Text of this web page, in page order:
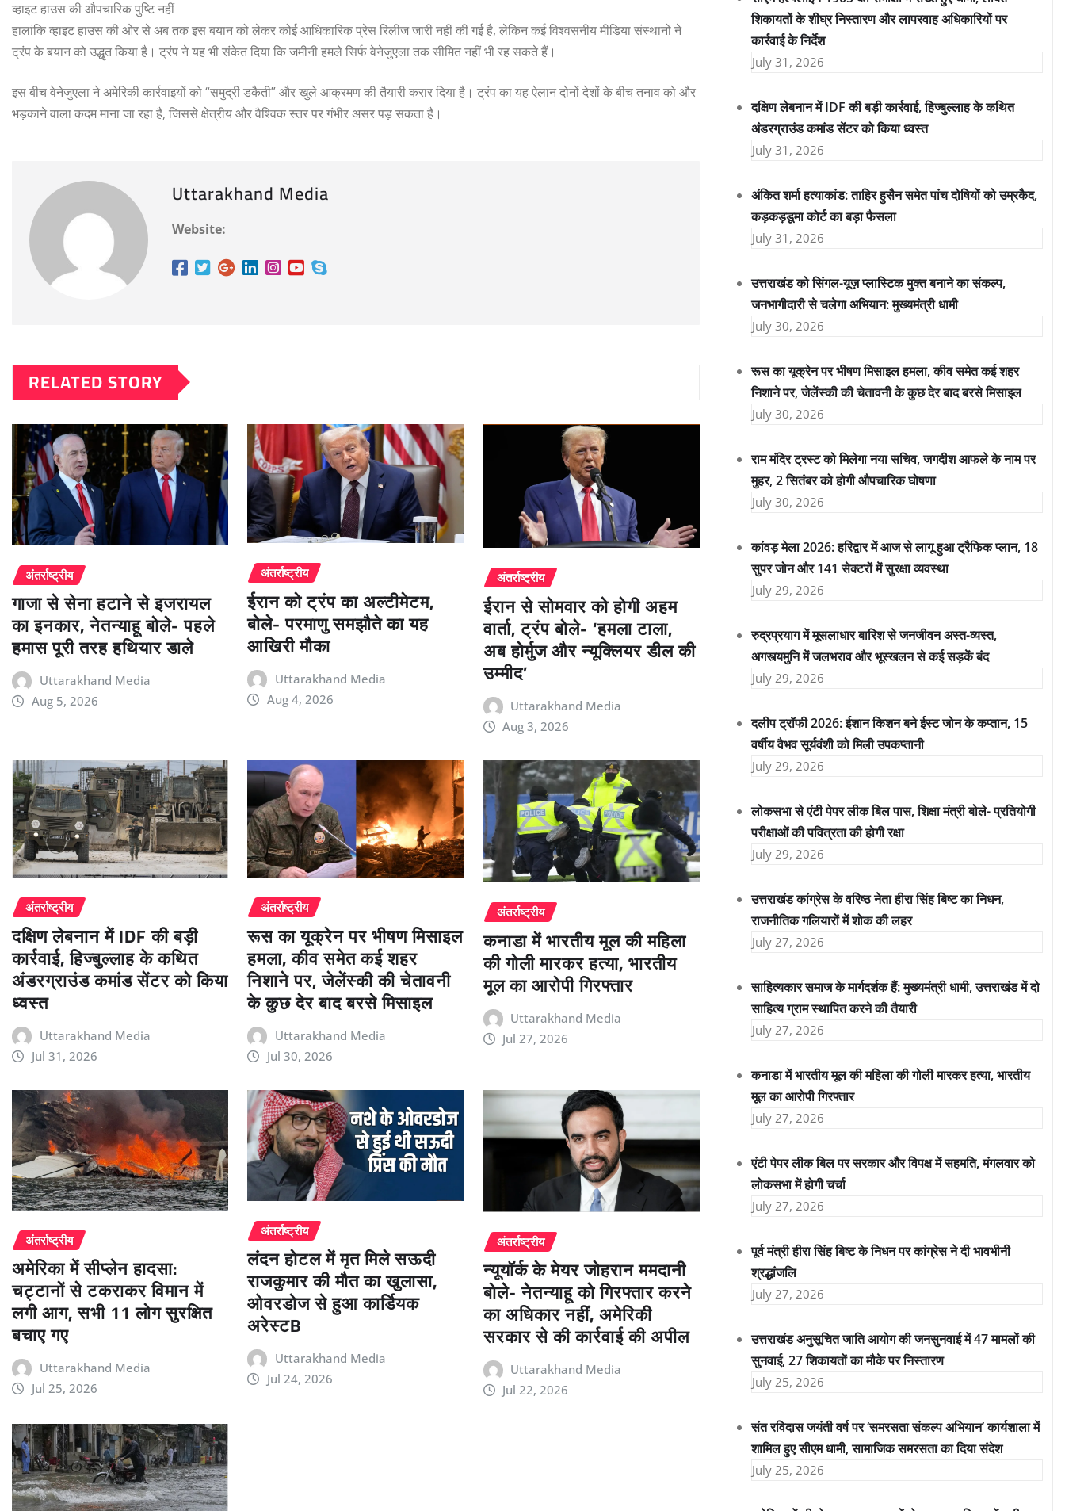
व्हाइट हाउस की औपचारिक पुष्टि नहीं
हालांकि व्हाइट हाउस की ओर से अब तक इस बयान को लेकर कोई आधिकारिक प्रेस रिलीज जारी नहीं की गई है, लेकिन कई विश्वसनीय मीडिया संस्थानों ने
ट्रंप के बयान को उद्धृत किया है। ट्रंप ने यह भी संकेत दिया कि जमीनी हमले सिर्फ वेनेजुएला तक सीमित नहीं भी रह सकते हैं।
इस बीच वेनेजुएला ने अमेरिकी कार्रवाइयों को “समुद्री डकैती” और खुले आक्रमण की तैयारी करार दिया है। ट्रंप का यह ऐलान दोनों देशों के बीच तनाव को और
भड़काने वाला कदम माना जा रहा है, जिससे क्षेत्रीय और वैश्विक स्तर पर गंभीर असर पड़ सकता है।
Uttarakhand Media
Website:
RELATED STORY
अंतर्राष्ट्रीय
गाजा से सेना हटाने से इजरायल
का इनकार, नेतन्याहू बोले- पहले
हमास पूरी तरह हथियार डाले
Uttarakhand Media
Aug 5, 2026
अंतर्राष्ट्रीय
ईरान को ट्रंप का अल्टीमेटम,
बोले- परमाणु समझौते का यह
आखिरी मौका
Uttarakhand Media
Aug 4, 2026
अंतर्राष्ट्रीय
ईरान से सोमवार को होगी अहम
वार्ता, ट्रंप बोले- ‘हमला टाला,
अब होर्मुज और न्यूक्लियर डील की
उम्मीद’
Uttarakhand Media
Aug 3, 2026
अंतर्राष्ट्रीय
दक्षिण लेबनान में IDF की बड़ी
कार्रवाई, हिज्बुल्लाह के कथित
अंडरग्राउंड कमांड सेंटर को किया
ध्वस्त
Uttarakhand Media
Jul 31, 2026
अंतर्राष्ट्रीय
रूस का यूक्रेन पर भीषण मिसाइल
हमला, कीव समेत कई शहर
निशाने पर, जेलेंस्की की चेतावनी
के कुछ देर बाद बरसे मिसाइल
Uttarakhand Media
Jul 30, 2026
अंतर्राष्ट्रीय
कनाडा में भारतीय मूल की महिला
की गोली मारकर हत्या, भारतीय
मूल का आरोपी गिरफ्तार
Uttarakhand Media
Jul 27, 2026
अंतर्राष्ट्रीय
अमेरिका में सीप्लेन हादसा:
चट्टानों से टकराकर विमान में
लगी आग, सभी 11 लोग सुरक्षित
बचाए गए
Uttarakhand Media
Jul 25, 2026
अंतर्राष्ट्रीय
लंदन होटल में मृत मिले सऊदी
राजकुमार की मौत का खुलासा,
ओवरडोज से हुआ कार्डियक
अरेस्टB
Uttarakhand Media
Jul 24, 2026
अंतर्राष्ट्रीय
न्यूयॉर्क के मेयर जोहरान ममदानी
बोले- नेतन्याहू को गिरफ्तार करने
का अधिकार नहीं, अमेरिकी
सरकार से की कार्रवाई की अपील
Uttarakhand Media
Jul 22, 2026
शिकायतों के शीघ्र निस्तारण और लापरवाह अधिकारियों पर
कार्रवाई के निर्देश
July 31, 2026
दक्षिण लेबनान में IDF की बड़ी कार्रवाई, हिज्बुल्लाह के कथित
अंडरग्राउंड कमांड सेंटर को किया ध्वस्त
July 31, 2026
अंकित शर्मा हत्याकांड: ताहिर हुसैन समेत पांच दोषियों को उम्रकैद,
कड़कड़डूमा कोर्ट का बड़ा फैसला
July 31, 2026
उत्तराखंड को सिंगल-यूज़ प्लास्टिक मुक्त बनाने का संकल्प,
जनभागीदारी से चलेगा अभियान: मुख्यमंत्री धामी
July 30, 2026
रूस का यूक्रेन पर भीषण मिसाइल हमला, कीव समेत कई शहर
निशाने पर, जेलेंस्की की चेतावनी के कुछ देर बाद बरसे मिसाइल
July 30, 2026
राम मंदिर ट्रस्ट को मिलेगा नया सचिव, जगदीश आफले के नाम पर
मुहर, 2 सितंबर को होगी औपचारिक घोषणा
July 30, 2026
कांवड़ मेला 2026: हरिद्वार में आज से लागू हुआ ट्रैफिक प्लान, 18
सुपर जोन और 141 सेक्टरों में सुरक्षा व्यवस्था
July 29, 2026
रुद्रप्रयाग में मूसलाधार बारिश से जनजीवन अस्त-व्यस्त,
अगस्त्यमुनि में जलभराव और भूस्खलन से कई सड़कें बंद
July 29, 2026
दलीप ट्रॉफी 2026: ईशान किशन बने ईस्ट जोन के कप्तान, 15
वर्षीय वैभव सूर्यवंशी को मिली उपकप्तानी
July 29, 2026
लोकसभा से एंटी पेपर लीक बिल पास, शिक्षा मंत्री बोले- प्रतियोगी
परीक्षाओं की पवित्रता की होगी रक्षा
July 29, 2026
उत्तराखंड कांग्रेस के वरिष्ठ नेता हीरा सिंह बिष्ट का निधन,
राजनीतिक गलियारों में शोक की लहर
July 27, 2026
साहित्यकार समाज के मार्गदर्शक हैं: मुख्यमंत्री धामी, उत्तराखंड में दो
साहित्य ग्राम स्थापित करने की तैयारी
July 27, 2026
कनाडा में भारतीय मूल की महिला की गोली मारकर हत्या, भारतीय
मूल का आरोपी गिरफ्तार
July 27, 2026
एंटी पेपर लीक बिल पर सरकार और विपक्ष में सहमति, मंगलवार को
लोकसभा में होगी चर्चा
July 27, 2026
पूर्व मंत्री हीरा सिंह बिष्ट के निधन पर कांग्रेस ने दी भावभीनी
श्रद्धांजलि
July 27, 2026
उत्तराखंड अनुसूचित जाति आयोग की जनसुनवाई में 47 मामलों की
सुनवाई, 27 शिकायतों का मौके पर निस्तारण
July 25, 2026
संत रविदास जयंती वर्ष पर ‘समरसता संकल्प अभियान’ कार्यशाला में
शामिल हुए सीएम धामी, सामाजिक समरसता का दिया संदेश
July 25, 2026